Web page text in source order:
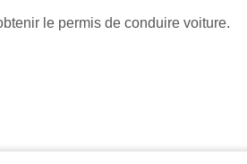
le permis de conduire voiture.